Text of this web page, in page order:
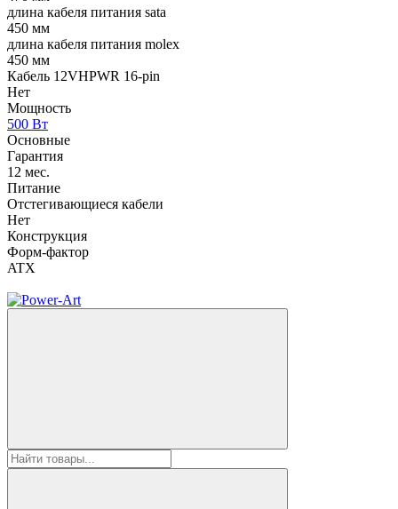
длина кабеля питания sata
450 мм
длина кабеля питания molex
450 мм
Кабель 12VHPWR 16-pin
Нет
Мощность
500 Вт
Основные
Гарантия
12 мес.
Питание
Отстегивающиеся кабели
Нет
Конструкция
Форм-фактор
ATX